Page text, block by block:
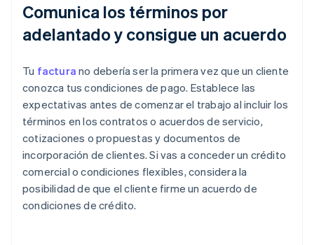
Comunica los términos por
adelantado y consigue un acuerdo
Tu factura no debería ser la primera vez que un cliente
conozca tus condiciones de pago. Establece las
expectativas antes de comenzar el trabajo al incluir los
términos en los contratos o acuerdos de servicio,
cotizaciones o propuestas y documentos de
incorporación de clientes. Si vas a conceder un crédito
comercial o condiciones flexibles, considera la
posibilidad de que el cliente firme un acuerdo de
condiciones de crédito.